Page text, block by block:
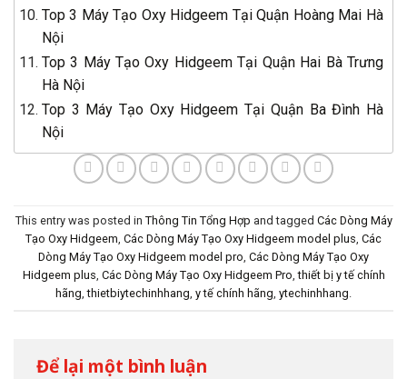
Top 3 Máy Tạo Oxy Hidgeem Tại Quận Hoàng Mai Hà
Nội
Top 3 Máy Tạo Oxy Hidgeem Tại Quận Hai Bà Trưng
Hà Nội
Top 3 Máy Tạo Oxy Hidgeem Tại Quận Ba Đình Hà
Nội
This entry was posted in Thông Tin Tổng Hợp and tagged Các Dòng Máy
Tạo Oxy Hidgeem Các Dòng Máy Tạo Oxy Hidgeem model plus Các
Dòng Máy Tạo Oxy Hidgeem model pro Các Dòng Máy Tạo Oxy
Hidgeem plus Các Dòng Máy Tạo Oxy Hidgeem Pro ,thiết bị y tế chính
hãng ,thietbiytechinhhang y tế chính hãng ytechinhhang
Để lại một bình luận